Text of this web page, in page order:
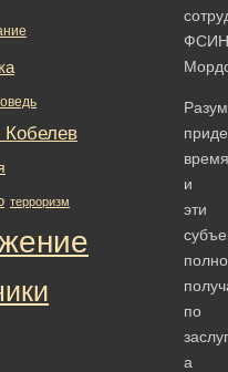
ФСИН
и
эти
по
а
Кобелев
терроризм